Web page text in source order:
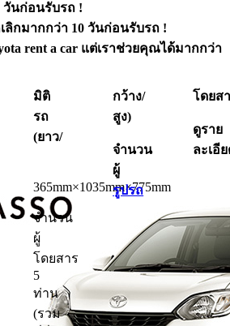
วันก่อนรับรถ !
ลิกมากกว่า 10 วันก่อนรับรถ !
rent a car แต่เราช่วยคุณได้มากกว่า
มิติ
รถ
(ยาว/
กว้าง/
สูง)
จำนวน
ผู้
โดยส
ดูราย
ละเอี
365mm×1035mm×775mm
จำนวน
ผู้
โดยสาร
5
ท่าน
(รวม
รูปรถ